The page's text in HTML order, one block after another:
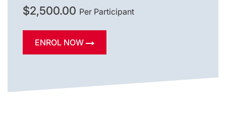
$2,500.00 Per Participant
ENROL NOW